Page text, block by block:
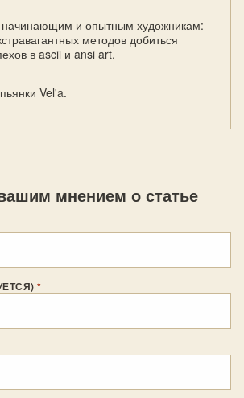
и опытным художникам:
методов добиться
в ascii и ansi art.
Vel'a.
мнением о статье
*